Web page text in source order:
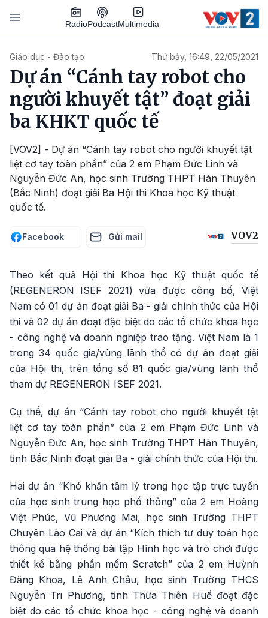
Nhảy đến nội dung
RadioPodcastMultimedia
Giáo dục - Đào tạo Thứ bảy, 16:49, 22/05/2021
Dự án “Cánh tay robot cho
người khuyết tật” đoạt giải
ba KHKT quốc tế
[VOV2] - Dự án “Cánh tay robot cho người khuyết tật
liệt cơ tay toàn phần” của 2 em Phạm Đức Linh và
Nguyễn Đức An, học sinh Trường THPT Hàn Thuyên
(Bắc Ninh) đoạt giải Ba Hội thi Khoa học Kỹ thuật
quốc tế.
Facebook Gửi mail VOV2
Theo kết quả Hội thi Khoa học Kỹ thuật quốc tế
(REGENERON ISEF 2021) vừa được công bố, Việt
Nam có 01 dự án đoạt giải Ba - giải chính thức của Hội
thi và 02 dự án đoạt đặc biệt do các tổ chức khoa học
- công nghệ và doanh nghiệp trao tặng. Việt Nam là 1
trong 34 quốc gia/vùng lãnh thổ có dự án đoạt giải
của Hội thi, trên tổng số 81 quốc gia/vùng lãnh thổ
tham dự REGENERON ISEF 2021.
Cụ thể, dự án “Cánh tay robot cho người khuyết tật
liệt cơ tay toàn phần” của 2 em Phạm Đức Linh và
Nguyễn Đức An, học sinh Trường THPT Hàn Thuyên,
tỉnh Bắc Ninh đoạt giải Ba - giải chính thức của Hội thi.
Hai dự án “Khó khăn tâm lý trong học tập trực tuyến
của học sinh trung học phổ thông” của 2 em Hoàng
Việt Phúc, Vũ Phương Mai, học sinh Trường THPT
Chuyên Lào Cai và dự án “Kích thích tư duy toán học
thông qua hệ thống bài tập Hình học và trò chơi được
thiết kế bằng phần mềm Scratch” của 2 em Huỳnh
Đăng Khoa, Lê Anh Châu, học sinh Trường THCS
Nguyễn Tri Phương, tỉnh Thừa Thiên Huế đoạt đặc
biệt do các tổ chức khoa học - công nghệ và doanh